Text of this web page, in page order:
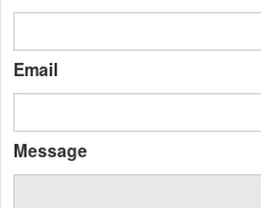
Email
Message